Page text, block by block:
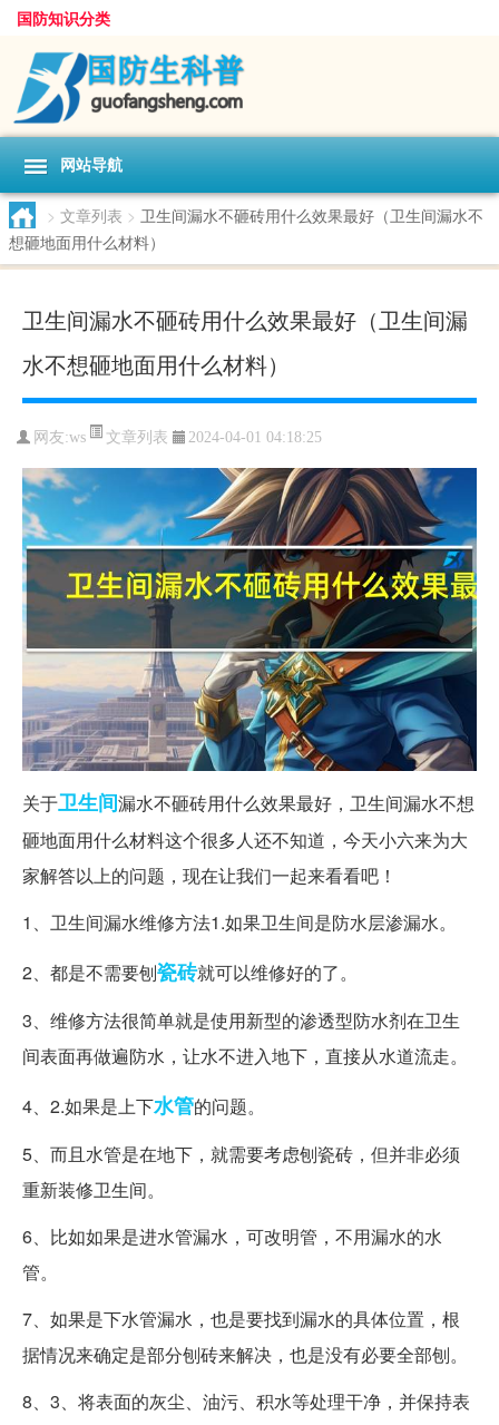
国防知识分类
网站导航
> 文章列表 > 卫生间漏水不砸砖用什么效果最好（卫生间漏水不
想砸地面用什么材料）
卫生间漏水不砸砖用什么效果最好（卫生间漏
水不想砸地面用什么材料）
网友:ws 文章列表 2024-04-01 04:18:25
关于卫生间漏水不砸砖用什么效果最好，卫生间漏水不想
砸地面用什么材料这个很多人还不知道，今天小六来为大
家解答以上的问题，现在让我们一起来看看吧！
1、卫生间漏水维修方法1.如果卫生间是防水层渗漏水。
2、都是不需要刨瓷砖就可以维修好的了。
3、维修方法很简单就是使用新型的渗透型防水剂在卫生
间表面再做遍防水，让水不进入地下，直接从水道流走。
4、2.如果是上下水管的问题。
5、而且水管是在地下，就需要考虑刨瓷砖，但并非必须
重新装修卫生间。
6、比如如果是进水管漏水，可改明管，不用漏水的水
管。
7、如果是下水管漏水，也是要找到漏水的具体位置，根
据情况来确定是部分刨砖来解决，也是没有必要全部刨。
8、3、将表面的灰尘、油污、积水等处理干净，并保持表